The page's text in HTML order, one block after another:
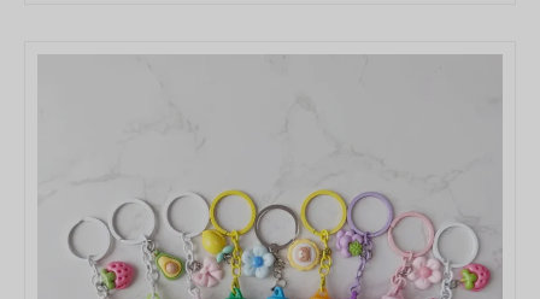
atascado: el actuador de bloqueo, el cierre roscado o